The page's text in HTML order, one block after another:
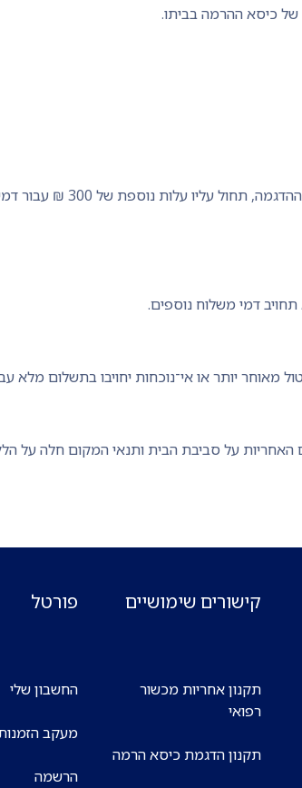
של כיסא ההרמה בביתו.
נוספת של 300 ₪ עבור דמי משלוח והחזרה.
האחריות על סביבת הבית ותנאי המקום חלה על
קישורים שימושיים
תקנון אחריות מכשור
רפואי
תקנון הדגמת כיסא הרמה
פורטל
החשבון שלי
מעקב
הרשמה